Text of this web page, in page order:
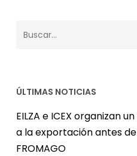
ÚLTIMAS NOTICIAS
EILZA e ICEX organizan
a la exportación antes
FROMAGO